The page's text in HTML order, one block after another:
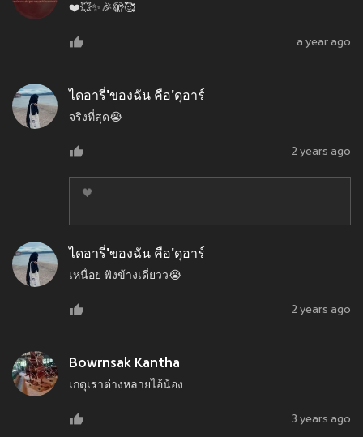
❤️💥✨🎉🫣🥰
a year ago
ไดอารี่'ของฉัน คือ'ดุอาร์
จริงที่สุด😭
2 years ago
🖤
ไดอารี่'ของฉัน คือ'ดุอาร์
เหนื่อย ฟังข้างเดี่ยวว😭
2 years ago
Bowrnsak Kantha
เกตุเราต่างหลายไอ้น้อง
3 years ago